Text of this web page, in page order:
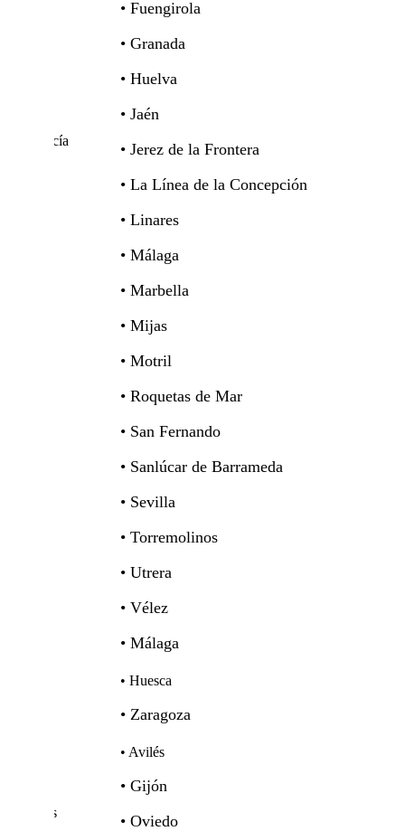
Andalucía
• Fuengirola
• Granada
• Huelva
• Jaén
• Jerez de la Frontera
• La Línea de la Concepción
• Linares
• Málaga
• Marbella
• Mijas
• Motril
• Roquetas de Mar
• San Fernando
• Sanlúcar de Barrameda
• Sevilla
• Torremolinos
• Utrera
• Vélez
• Málaga
• Huesca
• Zaragoza
Asturias
• Avilés
• Gijón
• Oviedo